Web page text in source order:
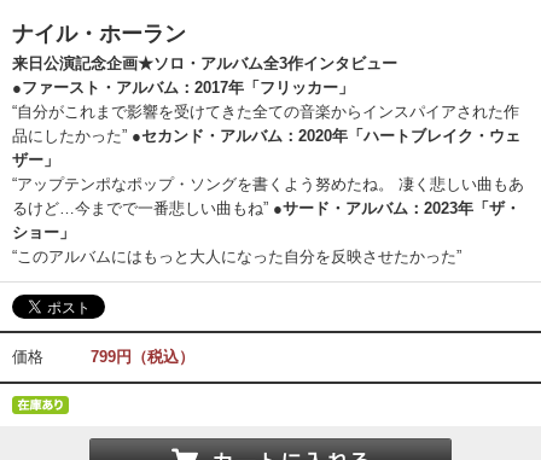
ナイル・ホーラン
来日公演記念企画★ソロ・アルバム全3作インタビュー
●ファースト・アルバム：2017年「フリッカー」
“自分がこれまで影響を受けてきた全ての音楽からインスパイアされた作
品にしたかった” ●セカンド・アルバム：2020年「ハートブレイク・ウェ
ザー」
“アップテンポなポップ・ソングを書くよう努めたね。 凄く悲しい曲もあ
るけど…今までで一番悲しい曲もね” ●サード・アルバム：2023年「ザ・
ショー」
“このアルバムにはもっと大人になった自分を反映させたかった”
価格 799円（税込）